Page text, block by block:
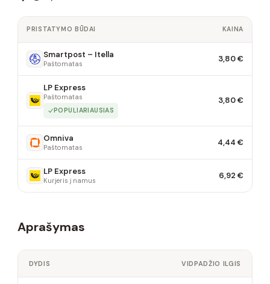
PRISTATYMO BŪDAI KAINA
Smartpost – Itella
Paštomatas 3,80 €
LP Express
Paštomatas
POPULIARIAUSIAS
3,80 €
Omniva
Paštomatas 4,44 €
LP Express
Kurjeris į namus 6,92 €
Aprašymas
DYDIS VIDPADŽIO ILGIS